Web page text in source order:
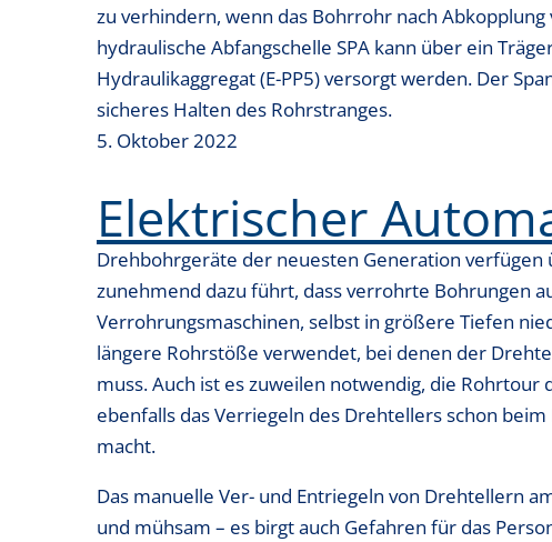
zu verhindern, wenn das Bohrrohr nach
hydraulische Abfangschelle SPA kann über ein
Hydraulikaggregat (E-PP5) versorgt werden. Der
sicheres Halten des Rohrstranges.
5. Oktober 2022
Elektrischer
Drehbohrgeräte der neuesten Generation
zunehmend dazu führt, dass verrohrte Bohrungen
Verrohrungsmaschinen, selbst in größere Tiefen
längere Rohrstöße verwendet, bei denen der
muss. Auch ist es zuweilen notwendig, die Rohrtour
ebenfalls das Verriegeln des Drehtellers schon
macht.
Das manuelle Ver- und Entriegeln von Drehtellern
und mühsam – es birgt auch Gefahren für das